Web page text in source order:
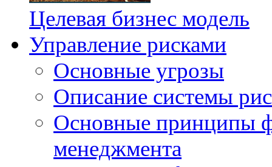
Целевая бизнес модель
Управление рисками
Основные угрозы
Описание системы
Основные принципы
менеджмента